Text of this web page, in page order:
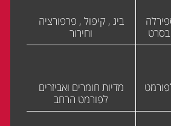
ביג , קיפול , פרפורציה
וחירור
מדיות חומרים ואביזרים
לפורמט הרחב